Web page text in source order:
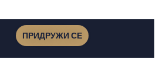
ПРИДРУЖИ СЕ